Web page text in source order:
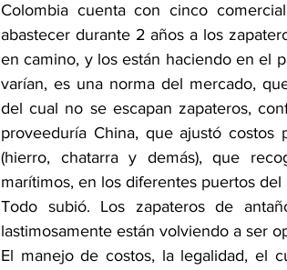
Colombia cuenta con cinco
abastecer durante 2 años a los
en camino, y los están haciendo en el
varían, es una norma del mercado,
del cual no se escapan zapateros,
proveeduría China, que ajustó
(hierro, chatarra y demás), que
marítimos, en los diferentes puertos del
Todo subió. Los zapateros de
lastimosamente están volviendo a ser
El manejo de costos, la legalidad, el